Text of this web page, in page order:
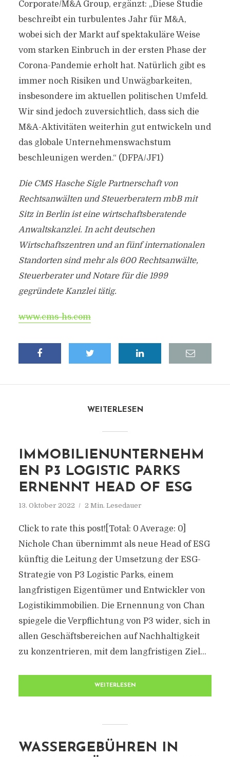
Corporate/M&A Group, ergänzt: „Diese Studie
beschreibt ein turbulentes Jahr für M&A,
wobei sich der Markt auf spektakuläre Weise
vom starken Einbruch in der ersten Phase der
Corona-Pandemie erholt hat. Natürlich gibt es
immer noch Risiken und Unwägbarkeiten,
insbesondere im aktuellen politischen Umfeld.
Wir sind jedoch zuversichtlich, dass sich die
M&A-Aktivitäten weiterhin gut entwickeln und
das globale Unternehmenswachstum
beschleunigen werden.“ (DFPA/JF1)
Die CMS Hasche Sigle Partnerschaft von
Rechtsanwälten und Steuerberatern mbB mit
Sitz in Berlin ist eine wirtschaftsberatende
Anwaltskanzlei. In acht deutschen
Wirtschaftszentren und an fünf internationalen
Standorten sind mehr als 600 Rechtsanwälte,
Steuerberater und Notare für die 1999
gegründete Kanzlei tätig.
www.cms-hs.com
WEITERLESEN
IMMOBILIENUNTERNEHM
EN P3 LOGISTIC PARKS
ERNENNT HEAD OF ESG
13. Oktober 2022 2 Min. Lesedauer
Click to rate this post![Total: 0 Average: 0]
Nichole Chan übernimmt als neue Head of ESG
künftig die Leitung der Umsetzung der ESG-
Strategie von P3 Logistic Parks, einem
langfristigen Eigentümer und Entwickler von
Logistikimmobilien. Die Ernennung von Chan
spiegele die Verpflichtung von P3 wider, sich in
allen Geschäftsbereichen auf Nachhaltigkeit
zu konzentrieren, mit dem langfristigen Ziel...
WEITERLESEN
WASSERGEBÜHREN IN